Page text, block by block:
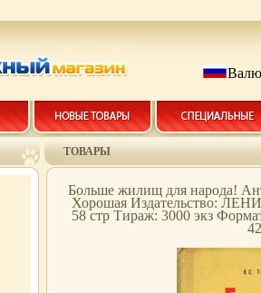
ТОВАРЫ
Больше жилищ для народа!
Хорошая Издательство:
58 стр Тираж: 3000 экз